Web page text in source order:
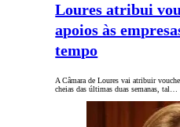
Loures atribui
apoios às
tempo
A Câmara de Loures vai atribuir
cheias das últimas duas semanas, tal…